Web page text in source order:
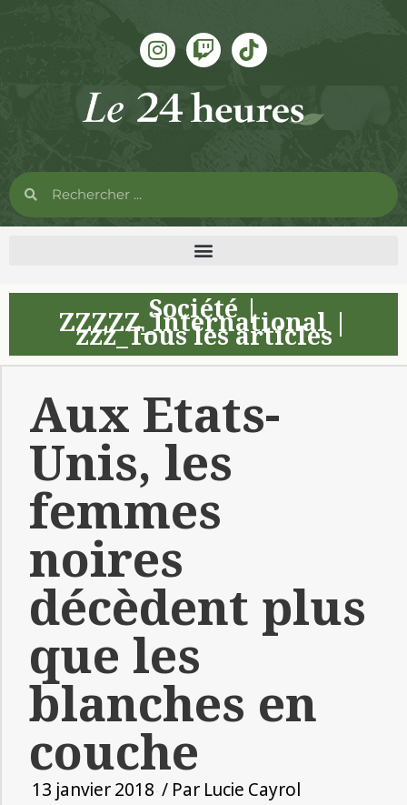
Société|
ZZZZZ_International|
zzz_Tous les articles
Aux Etats-
Unis, les
femmes
noires
décèdent plus
que les
blanches en
couche
13 janvier 2018 / Par Lucie Cayrol